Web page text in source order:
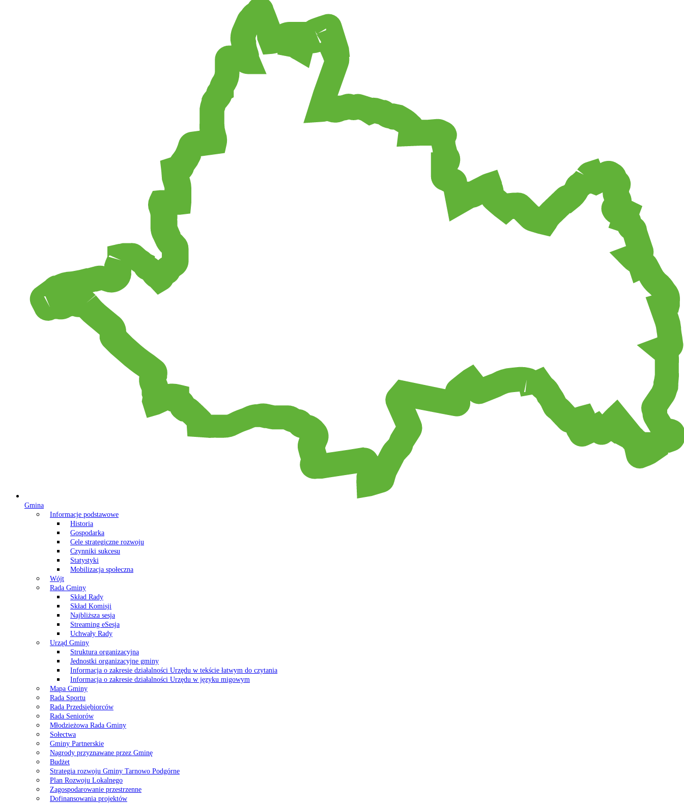
Gmina
Informacje podstawowe
Historia
Gospodarka
Cele strategiczne rozwoju
Czynniki sukcesu
Statystyki
Mobilizacja społeczna
Wójt
Rada Gminy
Skład Rady
Skład Komisji
Najbliższa sesja
Streaming eSesja
Uchwały Rady
Urząd Gminy
Struktura organizacyjna
Jednostki organizacyjne gminy
Informacja o zakresie działalności Urzędu w tekście łatwym do czytania
Informacja o zakresie działalności Urzędu w języku migowym
Mapa Gminy
Rada Sportu
Rada Przedsiębiorców
Rada Seniorów
Młodzieżowa Rada Gminy
Sołectwa
Gminy Partnerskie
Nagrody przyznawane przez Gminę
Budżet
Strategia rozwoju Gminy Tarnowo Podgórne
Plan Rozwoju Lokalnego
Zagospodarowanie przestrzenne
Dofinansowania projektów